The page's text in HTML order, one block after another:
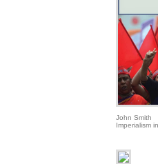
John Smith
Imperialism